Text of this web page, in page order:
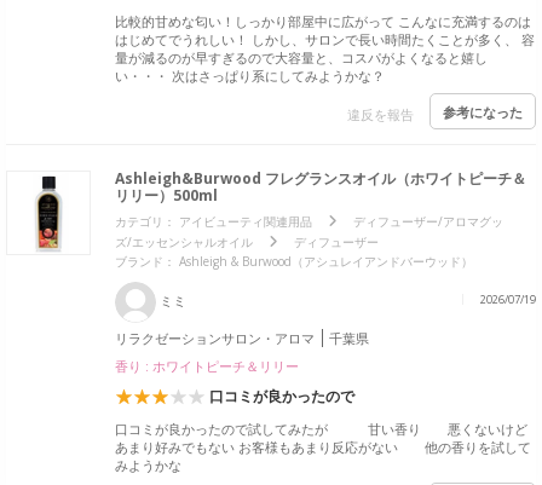
比較的甘めな匂い！しっかり部屋中に広がって こんなに充満するのは
はじめてでうれしい！ しかし、サロンで長い時間たくことが多く、 容
量が減るのが早すぎるので大容量と、コスパがよくなると嬉し
い・・・ 次はさっぱり系にしてみようかな？
違反を報告 参考になった
Ashleigh&Burwood フレグランスオイル（ホワイトピーチ＆
リリー）500ml
カテゴリ： アイビューティ関連用品
ディフューザー/アロマグッ
ズ/エッセンシャルオイル
ディフューザー
ブランド： Ashleigh & Burwood（アシュレイアンドバーウッド）
ミミ 2026/07/19
リラクゼーションサロン・アロマ
千葉県
香り : ホワイトピーチ＆リリー
口コミが良かったので
口コミが良かったので試してみたが 甘い香り 悪くないけど
あまり好みでもない お客様もあまり反応がない 他の香りを試して
みようかな